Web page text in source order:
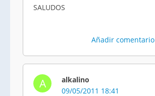
SALUDOS
Añadir comentario
A
alkalino
09/05/2011 18:41